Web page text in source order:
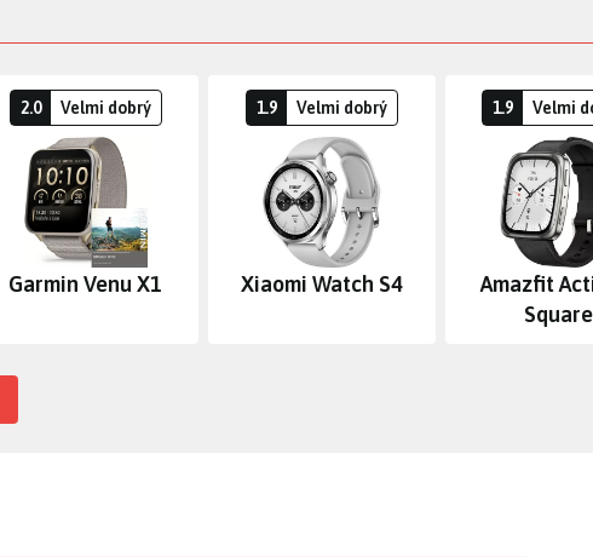
2.0 Velmi dobrý
Garmin Venu X1
1.9 Velmi dobrý
Xiaomi Watch S4
1.9 Velmi
Amazfit
Square